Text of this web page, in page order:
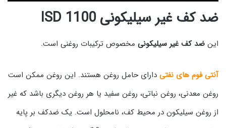
ضد کف غیر سیلیکونی ISD 1100
این ضد کف غیر سیلیکونی مخصوص ترکیبات روغنی است.
آنتی فوم های نفتی دارای حامل روغن هستند. این روغن ممکن است
روغن معدنی، روغن نباتی، روغن سفید یا هر روغن دیگری باشد که غیر
از روغن سیلیکون در محیط کف، نامحلول است. یک ضدکف بر پایه